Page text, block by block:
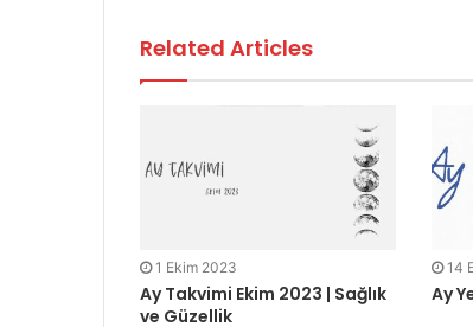
Related Articles
1 Ekim 2023
Ay Takvimi Ekim 2023 | Sağlık
ve Güzellik
14
Ay